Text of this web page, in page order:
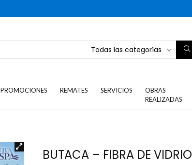
Todas las categorías
PROMOCIONES REMATES SERVICIOS
OBRAS
REALIZADAS
BUTACA – FIBRA DE VIDRIO